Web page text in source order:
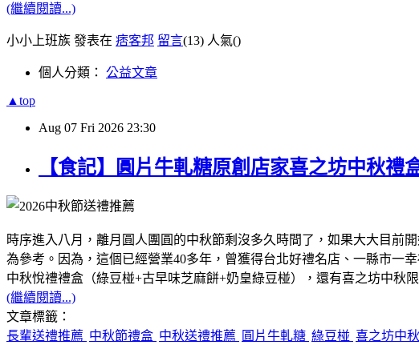
(繼續閱讀...)
小小上班族 發表在 痞客邦 留言(13) 人氣()
個人分類： 公益文章
▲top
Aug 07 Fri 2026 23:30
【食記】圓片牛軋糖原創店家喜之坊中秋
時序進入八月，離月圓人團圓的中秋節剩沒多久時間了，如果大大目前
為參考。因為，這個已經營業40多年，曾獲得台北好禮名店、一縣市
中秋悅禮禮盒（綠豆椪+古早味芝麻餅+奶皇綠豆椪），還有喜之坊中秋
(繼續閱讀...)
文章標籤：
長輩送禮推薦 中秋節禮盒 中秋送禮推薦 圓片牛軋糖 綠豆椪 喜之坊中